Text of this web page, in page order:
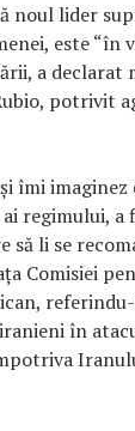
noul lider
este “în
a declarat
potrivit
îmi imaginez
regimului, a
să li se
Comisiei
referindu-
în